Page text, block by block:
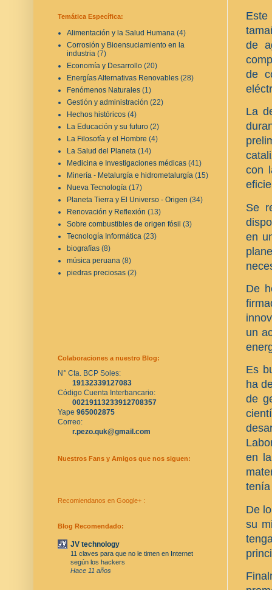
de
de
La
con
Se
en
De
un
Es
ha
de
en
De
su
Temática Específica:
Alimentación y la Salud Humana (4)
Corrosión y Bioensuciamiento en la
industria (7)
Economía y Desarrollo (20)
Energías Alternativas Renovables (28)
Fenómenos Naturales (1)
Gestión y administración (22)
Hechos históricos (4)
La Educación y su futuro (2)
La Filosofía y el Hombre (4)
La Salud del Planeta (14)
Medicina e Investigaciones médicas (41)
Minería - Metalurgía e hidrometalurgía (15)
Nueva Tecnología (17)
Planeta Tierra y El Universo - Origen (34)
Renovación y Reflexión (13)
Sobre combustibles de origen fósil (3)
Tecnología Informática (23)
biografías (8)
música peruana (8)
piedras preciosas (2)
Colaboraciones a nuestro Blog:
N° Cta. BCP Soles:
19132339127083
Código Cuenta Interbancario:
00219113233912708357
Yape 965002875
Correo:
r.pezo.quk@gmail.com
Nuestros Fans y Amigos que nos siguen:
Recomiendanos en Google+ :
Blog Recomendado:
JV technology
11 claves para que no le timen en Internet
según los hackers
Hace 11 años